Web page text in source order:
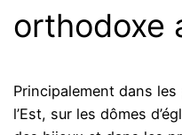
orthodoxe
Principalement dans
l’Est, sur les dômes